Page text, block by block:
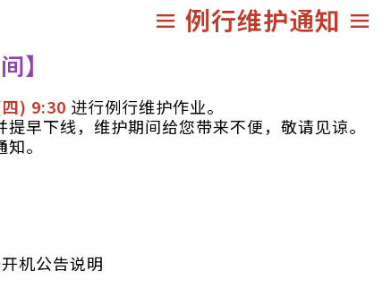
≡ 例行维护通知 ≡
】
) 9:30 进行例行维护作业。
早下线，维护期间给您带来不便，敬请见谅。
。
机公告说明